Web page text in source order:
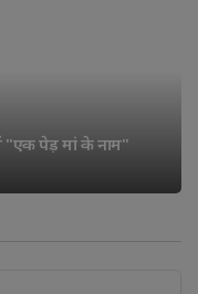
"एक पेड़ मां के नाम"